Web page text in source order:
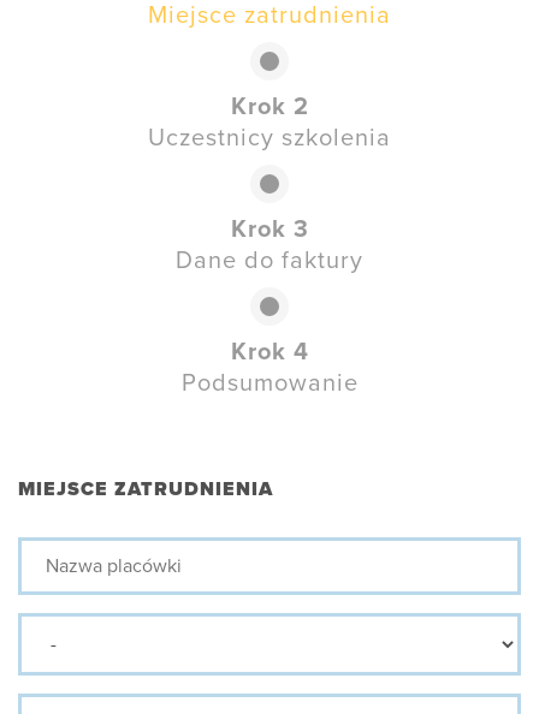
Miejsce zatrudnienia
Krok 2
Uczestnicy szkolenia
Krok 3
Dane do faktury
Krok 4
Podsumowanie
MIEJSCE ZATRUDNIENIA
Nazwa
placówki
Prefix
Nazwa